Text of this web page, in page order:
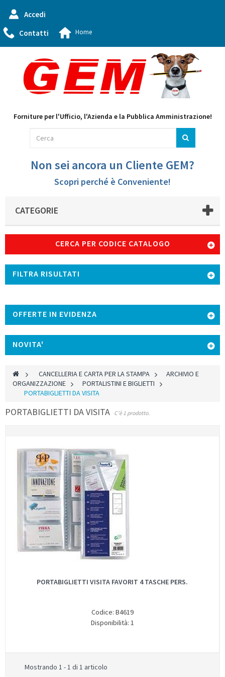
Accedi
Contatti
Home
Forniture per l'Ufficio, l'Azienda e la Pubblica Amministrazione!
Non sei ancora un Cliente GEM?
Scopri perché è Conveniente!
CATEGORIE
CERCA PER CODICE CATALOGO
FILTRA RISULTATI
OFFERTE IN EVIDENZA
NOVITA'
> CANCELLERIA E CARTA PER LA STAMPA >
ARCHIVIO E
ORGANIZZAZIONE >
PORTALISTINI E BIGLIETTI
PORTABIGLIETTI DA VISITA
PORTABIGLIETTI DA VISITA C'è 1 prodotto.
PORTABIGLIETTI VISITA FAVORIT 4 TASCHE PERS.
Codice: B4619
Disponibilità: 1
Mostrando 1 - 1 di 1 articolo